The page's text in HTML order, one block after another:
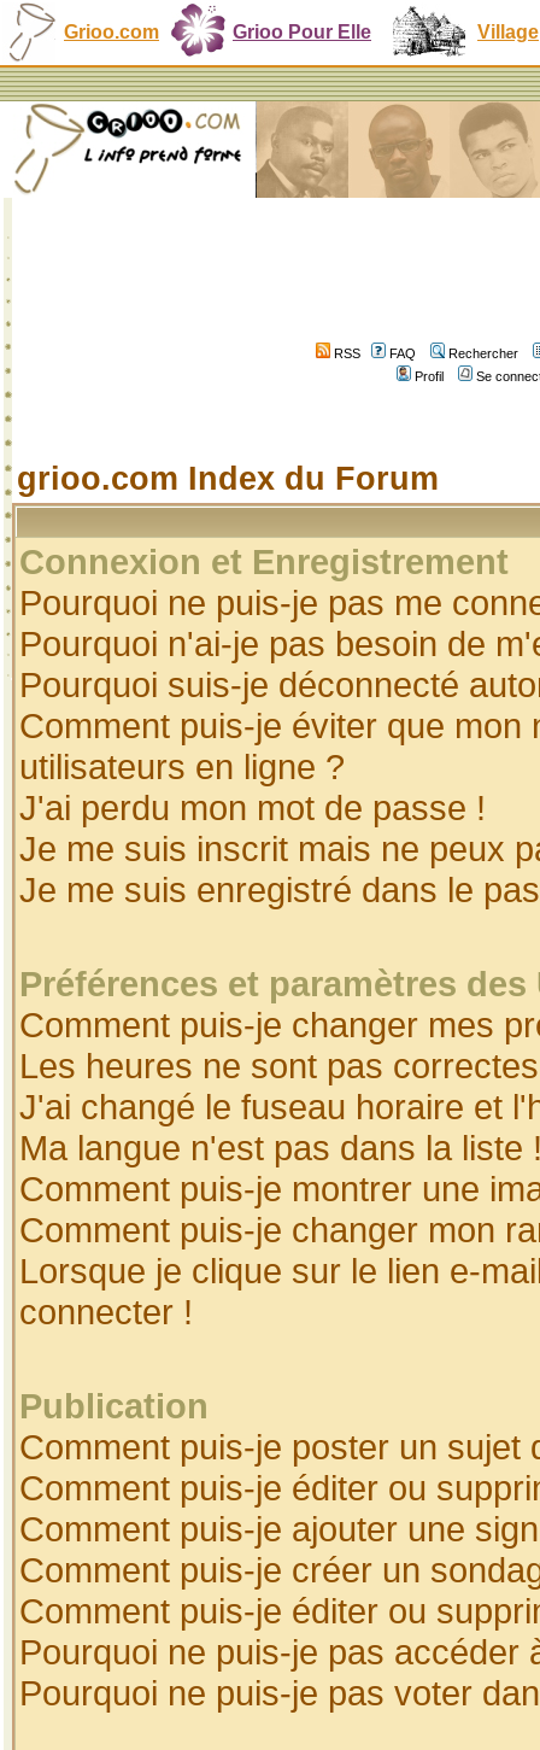
Grioo.com Grioo Pour Elle Village
RSS FAQ
Rechercher
Profil
Se
grioo.com Index du Forum
Connexion et Enregistrement
Pourquoi ne puis-je pas me
Pourquoi n'ai-je pas besoin de
Pourquoi suis-je déconnecté
Comment puis-je éviter que
utilisateurs en ligne ?
J'ai perdu mon mot de passe !
Je me suis inscrit mais ne peux
Je me suis enregistré dans le
Préférences et paramètres
Comment puis-je changer mes
Les heures ne sont pas
J'ai changé le fuseau horaire et
Ma langue n'est pas dans la liste
Comment puis-je montrer une
Comment puis-je changer mon
Lorsque je clique sur le lien e-
connecter !
Publication
Comment puis-je poster un sujet
Comment puis-je éditer ou
Comment puis-je ajouter une
Comment puis-je créer un
Comment puis-je éditer ou
Pourquoi ne puis-je pas accéder
Pourquoi ne puis-je pas voter